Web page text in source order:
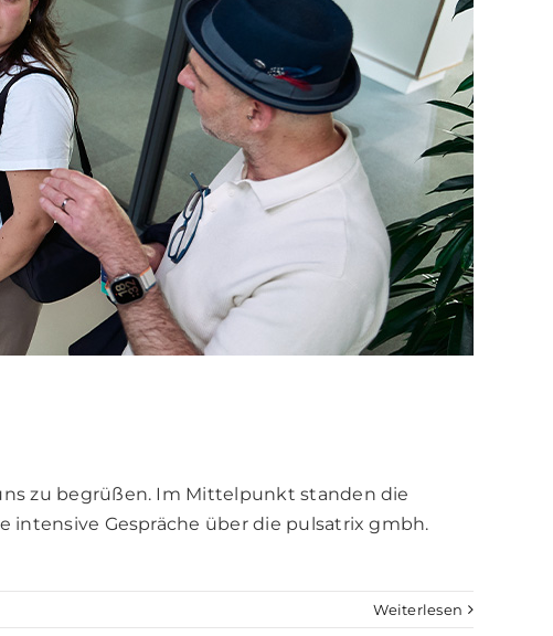
zu begrüßen. Im Mittelpunkt standen die
Gespräche über die pulsatrix gmbh.
Weiterlesen